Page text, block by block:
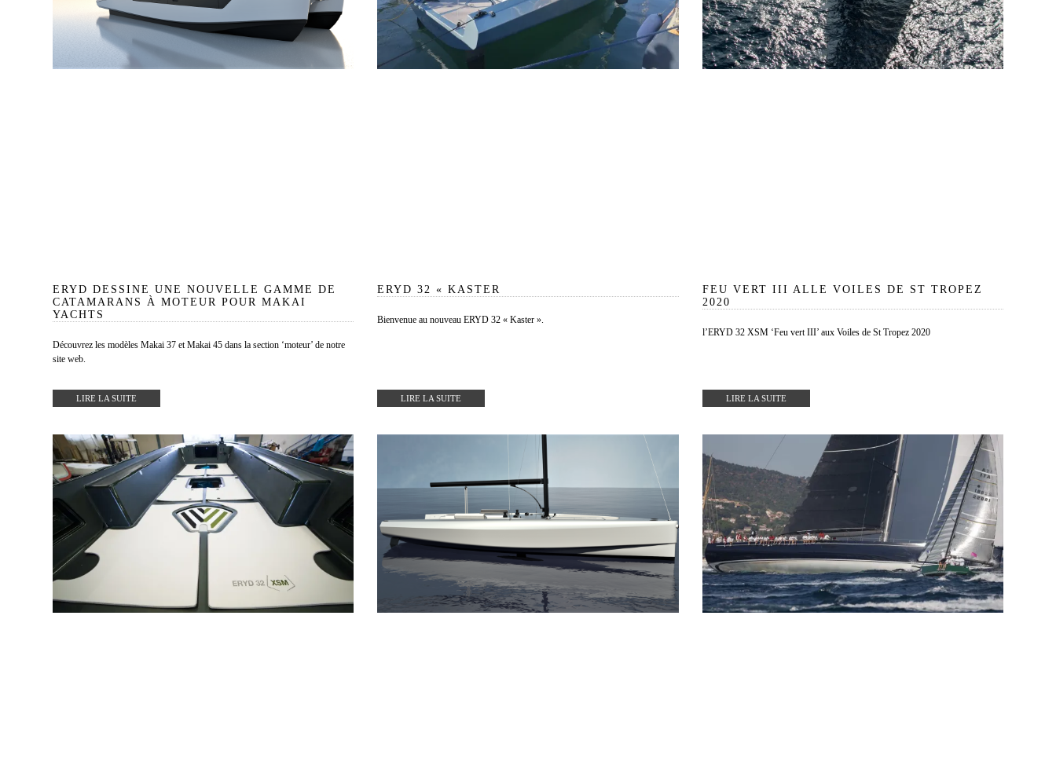
ERYD DESSINE UNE NOUVELLE GAMME DE
CATAMARANS À MOTEUR POUR MAKAI
YACHTS
Découvrez les modèles Makai 37 et Makai 45 dans la section ‘moteur’ de notre
site web.
LIRE LA SUITE
ERYD 32 « KASTER
Bienvenue au nouveau ERYD 32 « Kaster ».
LIRE LA SUITE
FEU VERT III ALLE VOILES DE ST TROPEZ
2020
l’ERYD 32 XSM ‘Feu vert III’ aux Voiles de St Tropez 2020
LIRE LA SUITE